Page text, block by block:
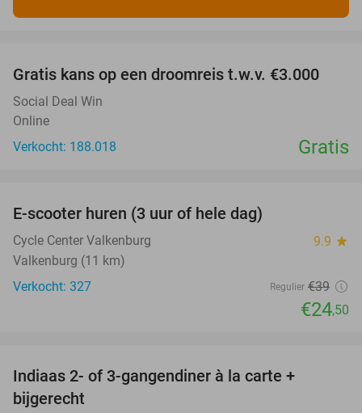
Gratis kans op een droomreis t.w.v. €3.000
Social Deal Win
Online
Verkocht: 188.018
Gratis
E-scooter huren (3 uur of hele dag)
Cycle Center Valkenburg 9.9 star
Valkenburg (11 km)
Verkocht: 327
Regulier €39
€24,50
Indiaas 2- of 3-gangendiner à la carte +
bijgerecht